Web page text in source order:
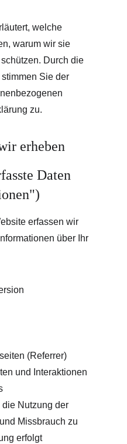
welche
warum wir sie
Durch die
Sie der
zu.
erheben
Daten
erfassen wir
über Ihr
(Referrer)
und Interaktionen
Nutzung der
Missbrauch zu
erfolgt